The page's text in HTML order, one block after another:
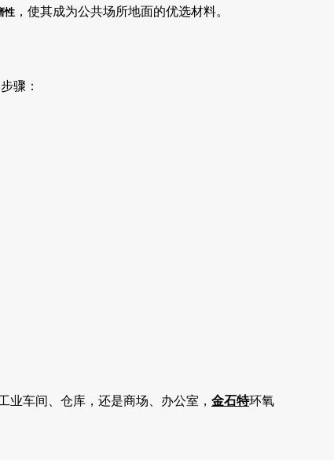
性 ，使其成为公共场所地面的优选材料。
骤：
业车间、仓库，还是商场、办公室， 金石特环氧